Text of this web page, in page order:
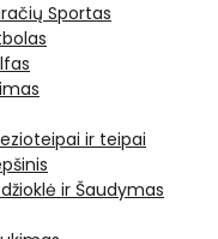
Sportas
ir teipai
ir Šaudymas